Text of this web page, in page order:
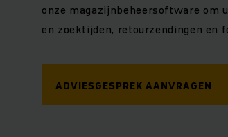
onze magazijnbeheersoftware om
en zoektijden, retourzendingen en
ADVIESGESPREK AANVRAGEN